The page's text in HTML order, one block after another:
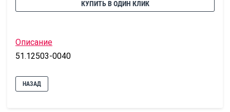
КУПИТЬ В ОДИН КЛИК
Описание
51.12503-0040
НАЗАД